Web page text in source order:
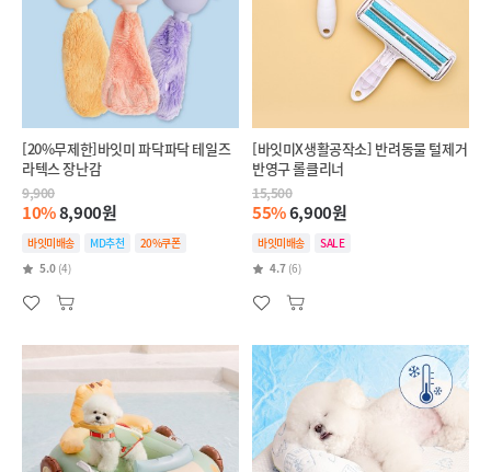
[20%무제한]바잇미 파닥파닥 테일즈
라텍스 장난감
9,900
10%8,900원
바잇미배송 MD추천
20%쿠폰
5.0 (4)
[바잇미X생활공작소] 반려동물 털제거
반영구 롤클리너
15,500
55%6,900원
바잇미배송
SALE
4.7 (6)